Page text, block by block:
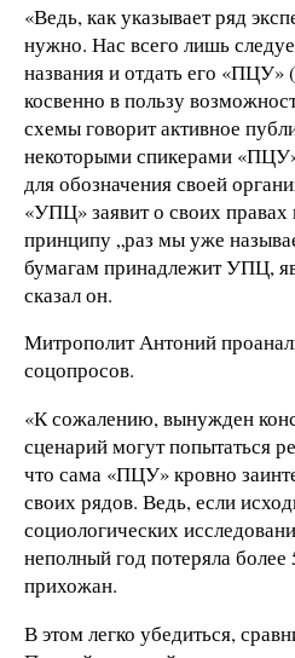
«Ведь, как указывает ряд
нужно. Нас всего лишь
названия и отдать его «ПЦУ»
косвенно в пользу
схемы говорит активное
некоторыми спикерами
для обозначения своей
«УПЦ» заявит о своих
принципу „раз мы уже
бумагам принадлежит УПЦ,
сказал он.
Митрополит Антоний
соцопросов.
«К сожалению, вынужден
сценарий могут попытаться
что сама «ПЦУ» кровно
своих рядов. Ведь, если
социологических
неполный год потеряла более
прихожан.
В этом легко убедиться,